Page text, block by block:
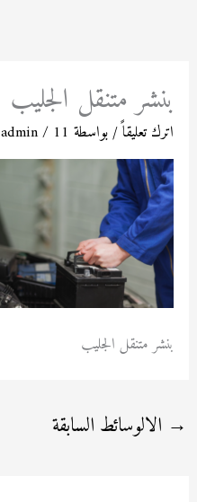
بنشر متنقل الجليب
اترك تعليقاً/ بواسطة admin/ 11 يونيو، 2023
بنشر متنقل الجليب
→ الالوسائط السابقة